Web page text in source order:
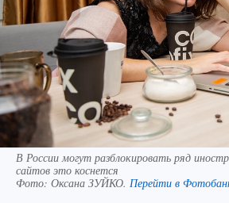
В России могут разблокировать ряд
сайтов это коснется
Фото: Оксана ЗУЙКО. Перейти в